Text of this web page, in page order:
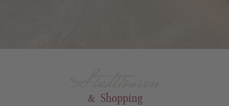
Stadttouren
& Shopping